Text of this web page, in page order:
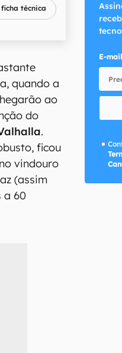
ficha técnica
quando a
ao
do
.
ficou
vindouro
(assim
a 60
E-mail